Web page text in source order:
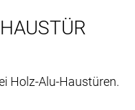
Holz-Alu-Haustüren.